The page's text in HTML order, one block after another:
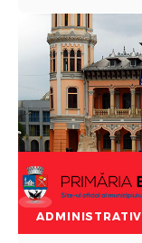
ADMINISTRATIV